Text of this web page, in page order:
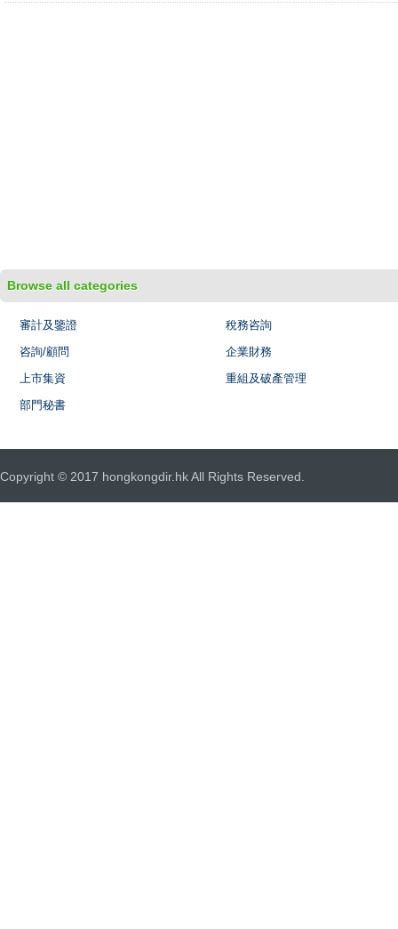
Browse all categories
審計及鑒證
稅務咨詢
咨詢/顧問
企業財務
上市集資
重組及破產管理
部門秘書
Copyright © 2017 hongkongdir.hk All Rights Reserved.